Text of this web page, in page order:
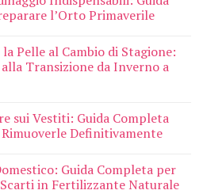
l’Orto Primaverile
Pelle al Cambio di Stagione:
Transizione da Inverno a
sui Vestiti: Guida Completa
Definitivamente
Guida Completa per
in Fertilizzante Naturale